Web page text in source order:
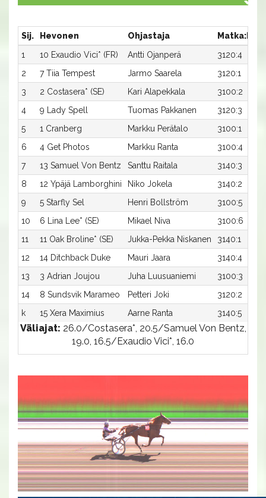
Sij. Hevonen Ohjastaja
1
10 Exaudio Vici* (FR) Antti Ojanperä
3120:4
2
7 Tiia Tempest Jarmo Saarela
3120:1
3
2 Costasera* (SE) Kari Alapekkala
3100:2
4
9 Lady Spell Tuomas Pakkanen
3120:3
5
1 Cranberg Markku Perätalo
3100:1
6
4 Get Photos Markku Ranta
3100:4
7
13 Samuel Von Bentz Santtu Raitala
3140:3
8
12 Ypäjä Lamborghini Niko Jokela
3140:2
9
5 Starfly Sel Henri Bollström
3100:5
10
6 Lina Lee* (SE) Mikael Niva
3100:6
11
11 Oak Broline* (SE) Jukka-Pekka Niskanen
3140:1
12
14 Ditchback Duke Mauri Jaara
3140:4
13
3 Adrian Joujou Juha Luusuaniemi
3100:3
14
8 Sundsvik Marameo Petteri Joki
3120:2
k
15 Xera Maximius Aarne Ranta 3140:5
Väliajat: 26.0/Costasera*, 20.5/Samuel Von Bentz,
19.0, 16.5/Exaudio Vici*, 16.0